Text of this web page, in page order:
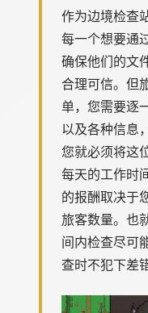
作为边境检查
每一个想要通
确保他们的文
合理可信。但
单，您需要逐
以及各种信息
您就必须将这
每天的工作时
的报酬取决于
旅客数量。也
间内检查尽可
查时不犯下差错